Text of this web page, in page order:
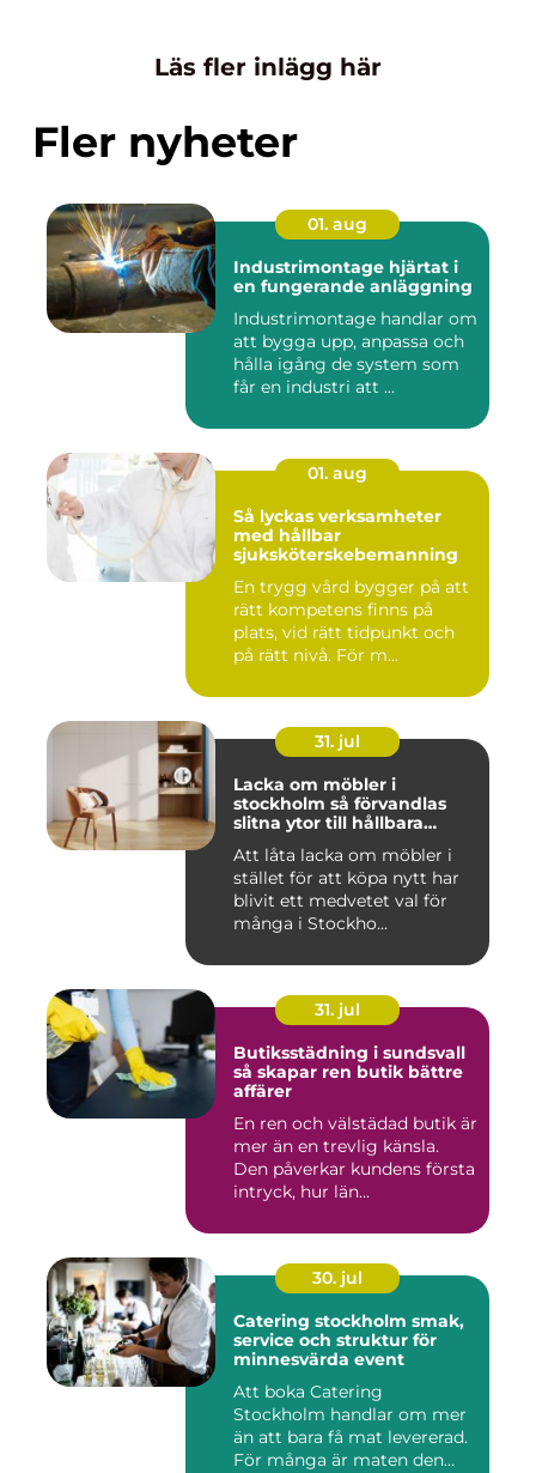
Läs fler inlägg här
Fler nyheter
01. aug
Industrimontage hjärtat i
en fungerande anläggning
Industrimontage handlar om
att bygga upp, anpassa och
hålla igång de system som
får en industri att ...
01. aug
Så lyckas verksamheter
med hållbar
sjuksköterskebemanning
En trygg vård bygger på att
rätt kompetens finns på
plats, vid rätt tidpunkt och
på rätt nivå. För m...
31. jul
Lacka om möbler i
stockholm så förvandlas
slitna ytor till hållbara
Att låta lacka om möbler i
stället för att köpa nytt har
blivit ett medvetet val för
många i Stockho...
31. jul
Butiksstädning i sundsvall
så skapar ren butik bättre
affärer
En ren och välstädad butik är
mer än en trevlig känsla.
Den påverkar kundens första
intryck, hur län...
30. jul
Catering stockholm smak,
service och struktur för
minnesvärda event
Att boka Catering
Stockholm handlar om mer
än att bara få mat levererad.
För många är maten den